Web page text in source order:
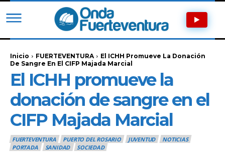
Inicio FUERTEVENTURA
El ICHH Promueve La Donación
De Sangre En El CIFP Majada Marcial
El ICHH promueve la
donación de sangre en el
CIFP Majada Marcial
FUERTEVENTURA PUERTO DEL ROSARIO JUVENTUD
NOTICIAS
PORTADA
SANIDAD SOCIEDAD